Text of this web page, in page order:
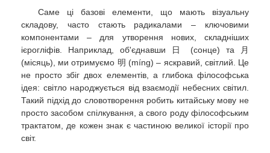
Саме ці базові елементи, що мають візуальну
складову, часто стають радикалами – ключовими
компонентами – для утворення нових, складніших
ієрогліфів. Наприклад, об'єднавши 日 (сонце) та 月
(місяць), ми отримуємо 明 (míng) – яскравий, світлий. Це
не просто збіг двох елементів, а глибока філософська
ідея: світло народжується від взаємодії небесних світил.
Такий підхід до словотворення робить китайську мову не
просто засобом спілкування, а свого роду філософським
трактатом, де кожен знак є частиною великої історії про
світ.